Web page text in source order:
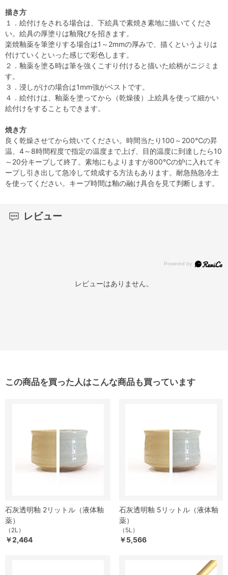
描き方
１．絵付けをされる場合は、下絵具で素焼き素地に描いてくださ
い。絵具の厚塗りは釉飛びを招きます。
楽焼釉薬を筆塗りする場合は1～2mmの厚みで、描くというよりは
付けていくといった感じで彩色します。
２．釉薬を塗る時は筆を強くこすり付けると描いた絵柄がニジミま
す。
３．浸しがけの場合は1mm強がベストです。
４．絵付けは、釉薬を塗ってから（乾燥後）上絵具を使って細かい
絵付けをすることもできます。
焼き方
良く乾燥させてから焼いてください。時間当たり100～200℃の昇
温、4～8時間程度で指定の温度まで上げ、目的温度に到達したら10
～20分キープして終了。素地にもよりますが800℃の炉に入れてキ
ープし引き出して急冷して焼成する方法もあります。耐急熱急冷土
を使ってください。キープ時間は釉の融け具合を見て判断します。
レビュー
レビューはありません。
この商品を買った人はこんな商品も買っています
石灰透明釉 2リットル（液体釉
薬）
（2L）
￥2,464
石灰透明釉 5リットル（液体釉
薬）
（5L）
￥5,566